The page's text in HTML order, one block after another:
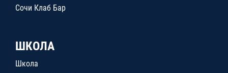
Сочи Клаб Бар
ШКОЛА
Школа